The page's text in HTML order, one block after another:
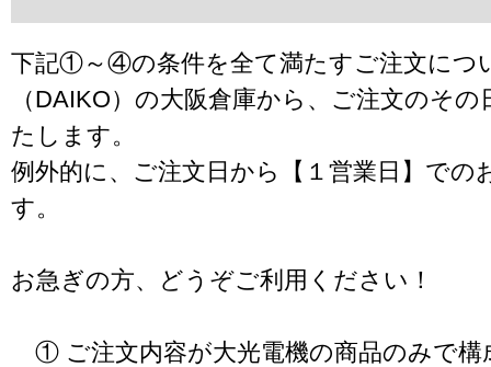
下記①～④の条件を全て満たすご注文につ
（DAIKO）の大阪倉庫から、ご注文のそ
たします。
例外的に、ご注文日から【１営業日】での
す。
お急ぎの方、どうぞご利用ください！
① ご注文内容が大光電機の商品のみで構